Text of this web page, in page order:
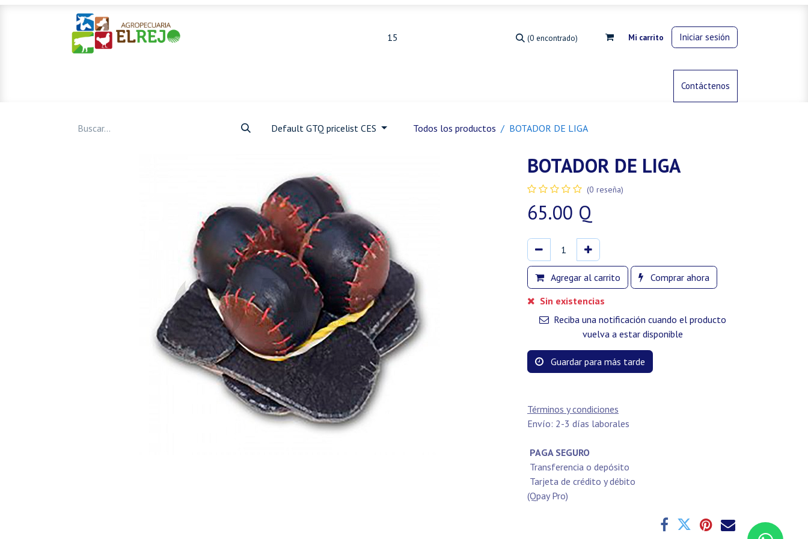
(0 encontrado) Mi carrito Iniciar sesión
Control de animalesContáctenos
Default GTQ pricelist CES Todos los productos BOTADOR DE LIGA
BOTADOR DE LIGA
(0 reseña)
65.00 Q
Agregar al carrito
Comprar ahora
Sin existencias
Reciba una notificación cuando el producto
vuelva a estar disponible
Guardar para más tarde
Términos y condiciones
Envío: 2-3 días laborales
PAGA SEGURO
Transferencia o depósito
Tarjeta de crédito y débito
(Qpay Pro)